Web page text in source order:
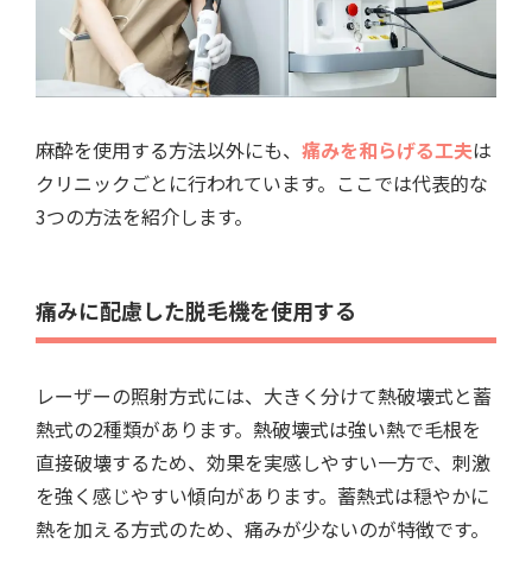
麻酔を使用する方法以外にも、 痛みを和らげる工夫は
クリニックごとに行われています。ここでは代表的な
3つの方法を紹介します。
痛みに配慮した脱毛機を使用する
レーザーの照射方式には、大きく分けて熱破壊式と蓄
熱式の2種類があります。熱破壊式は強い熱で毛根を
直接破壊するため、効果を実感しやすい一方で、刺激
を強く感じやすい傾向があります。蓄熱式は穏やかに
熱を加える方式のため、痛みが少ないのが特徴です。